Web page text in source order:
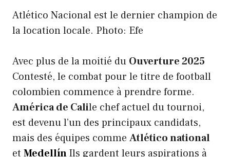
Atlético Nacional est le dernier champion de
la location locale. Photo: Efe
Avec plus de la moitié du Ouverture 2025
Contesté, le combat pour le titre de football
colombien commence à prendre forme.
América de Calile chef actuel du tournoi,
est devenu l’un des principaux candidats,
mais des équipes comme Atlético national
et MedellínIls gardent leurs aspirations à